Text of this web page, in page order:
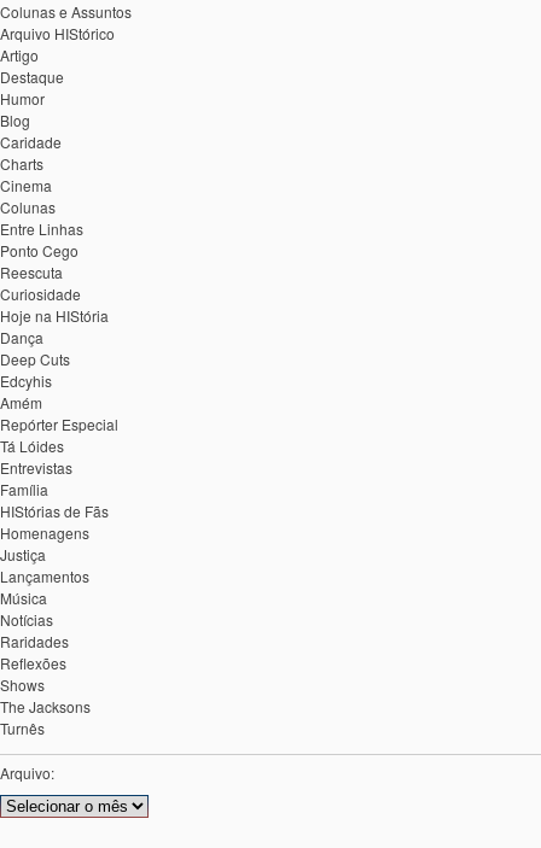
Colunas e Assuntos
Arquivo HIStórico
Artigo
Destaque
Humor
Blog
Caridade
Charts
Cinema
Colunas
Entre Linhas
Ponto Cego
Reescuta
Curiosidade
Hoje na HIStória
Dança
Deep Cuts
Edcyhis
Amém
Repórter Especial
Tá Lóides
Entrevistas
Família
HIStórias de Fãs
Homenagens
Justiça
Lançamentos
Música
Notícias
Raridades
Reflexões
Shows
The Jacksons
Turnês
Arquivo:
Arquivos